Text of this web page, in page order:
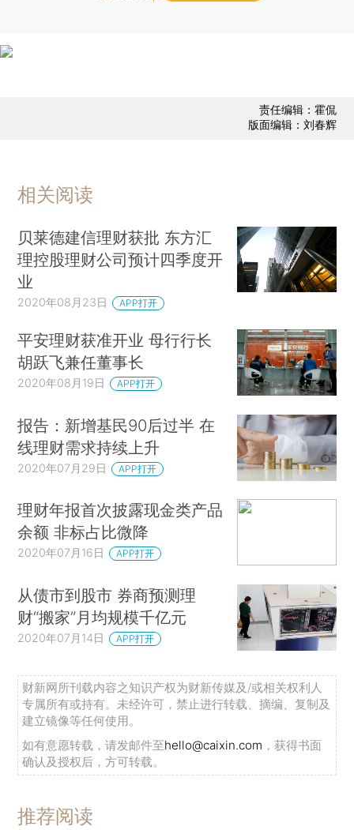
责任编辑：霍侃
版面编辑：刘春辉
相关阅读
贝莱德建信理财获批 东方汇
理控股理财公司预计四季度开
业
2020年08月23日 APP打开
平安理财获准开业 母行行长
胡跃飞兼任董事长
2020年08月19日 APP打开
报告：新增基民90后过半 在
线理财需求持续上升
2020年07月29日 APP打开
理财年报首次披露现金类产品
余额 非标占比微降
2020年07月16日 APP打开
从债市到股市 券商预测理
财“搬家”月均规模千亿元
2020年07月14日 APP打开
财新网所刊载内容之知识产权为财新传媒及/或相关权利人
专属所有或持有。未经许可，禁止进行转载、摘编、复制及
建立镜像等任何使用。
如有意愿转载，请发邮件至hello@caixin.com ，获得书面
确认及授权后，方可转载。
推荐阅读